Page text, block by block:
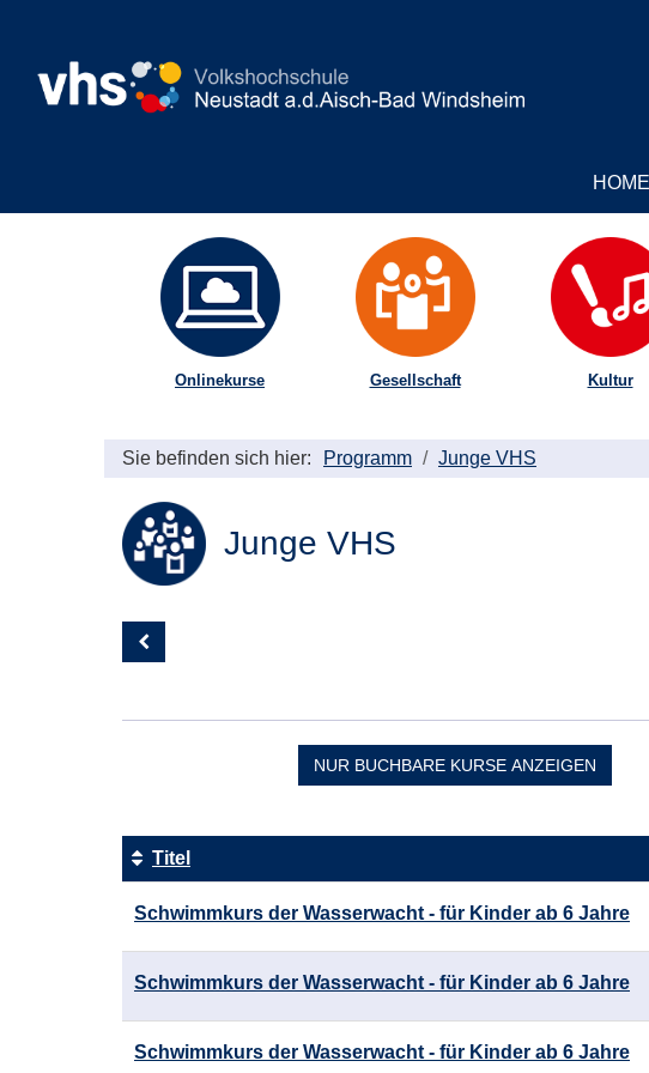
HOME
Onlinekurse Gesellschaft Kultur
Sie befinden sich hier: Programm Junge VHS
Junge VHS
Seite
1
NUR BUCHBAREKURSE ANZEIGEN
Tabellenüberschriften
sortiert
werden.
Titel
Schwimmkurs der Wasserwacht - für Kinder ab 6 Jahre
Schwimmkurs der Wasserwacht - für Kinder ab 6 Jahre
Schwimmkurs der Wasserwacht - für Kinder ab 6 Jahre